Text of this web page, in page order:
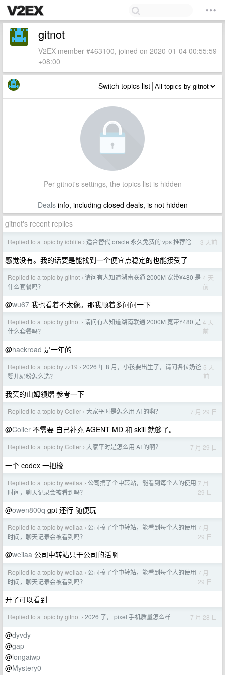
gitnot
V2EX member #463100, joined on 2020-01-04 00:55:59
+08:00
Switch topics list
Per gitnot's settings, the topics list is hidden
Dealsinfo, including closed deals, is not hidden
gitnot's recent replies
Replied to a topic by idblife › 适合替代 oracle 永久免费的 vps 推荐啥 3 天前
感觉没有。我的话要是能找到一个便宜点稳定的也能接受了
Replied to a topic by gitnot › 请问有人知道湖南联通 2000M 宽带¥480 是
什么套餐吗？
4 天
前
@wu67 我也看着不太像。那我顺着多问问一下
Replied to a topic by gitnot › 请问有人知道湖南联通 2000M 宽带¥480 是
什么套餐吗？
4 天
前
@hackroad 是一年的
Replied to a topic by zz19 › 2026 年 8 月，小孩要出生了，请问各位奶爸
婴儿奶粉怎么选？
5 天
前
我买的山姆领熠 参考一下
Replied to a topic by Coller › 大家平时是怎么用 AI 的啊？ 7 月 29 日
@Coller 不需要 自己补充 AGENT MD 和 skill 就够了。
Replied to a topic by Coller › 大家平时是怎么用 AI 的啊？ 7 月 29 日
一个 codex 一把梭
Replied to a topic by weilaa › 公司搞了个中转站，能看到每个人的使用
时间，聊天记录会被看到吗？
7 月
29 日
@owen800q gpt 还行 随便玩
Replied to a topic by weilaa › 公司搞了个中转站，能看到每个人的使用
时间，聊天记录会被看到吗？
7 月
29 日
@weilaa 公司中转站只干公司的活啊
Replied to a topic by weilaa › 公司搞了个中转站，能看到每个人的使用
时间，聊天记录会被看到吗？
7 月
29 日
开了可以看到
Replied to a topic by gitnot › 2026 了， pixel 手机质量怎么样 7 月 28 日
@dyvdy
@gap
@longaiwp
@Mystery0